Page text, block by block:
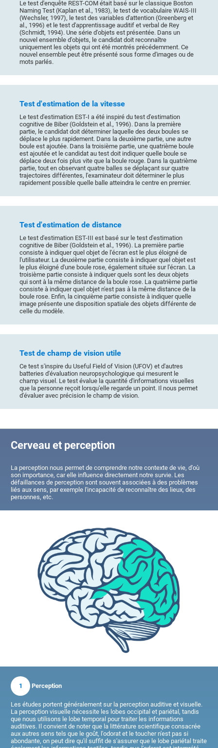
Le test d'enquête REST-COM était basé sur le classique Boston
Naming Test (Kaplan et al., 1983), le test de vocabulaire WAIS-III
(Wechsler, 1997), le test des variables d'attention (Greenberg et
al., 1996) et le test d'apprentissage auditif et verbal de Rey
(Schmidt, 1994). Une série d'objets est présentée. Dans un
nouvel ensemble d'objets, le candidat doit reconnaître
uniquement les objets qui ont été montrés précédemment. Ce
nouvel ensemble peut être présenté sous forme d'images ou de
mots parlés.
Test d'estimation de la vitesse
Le test d'estimation EST-I a été inspiré du test d'estimation
cognitive de Biber (Goldstein et al., 1996). Dans la première
partie, le candidat doit déterminer laquelle des deux boules se
déplace le plus rapidement. Dans la deuxième partie, une autre
boule est ajoutée. Dans la troisième partie, une quatrième boule
est ajoutée et le candidat au test doit indiquer quelle boule se
déplace deux fois plus vite que la boule rouge. Dans la quatrième
partie, tout en observant quatre balles se déplaçant sur quatre
trajectoires différentes, l'examinateur doit déterminer le plus
rapidement possible quelle balle atteindra le centre en premier.
Test d'estimation de distance
Le test d'estimation EST-III est basé sur le test d'estimation
cognitive de Biber (Goldstein et al., 1996). La première partie
consiste à indiquer quel objet de l'écran est le plus éloigné de
l'utilisateur. La deuxième partie consiste à indiquer quel objet est
le plus éloigné d'une boule rose, également située sur l'écran. La
troisième partie consiste à indiquer quels sont les deux objets
qui sont à la même distance de la boule rose. La quatrième partie
consiste à indiquer quel objet n'est pas à la même distance de la
boule rose. Enfin, la cinquième partie consiste à indiquer quelle
image présente une disposition spatiale des objets différente de
celle du modèle.
Test de champ de vision utile
Ce test s'inspire du Useful Field of Vision (UFOV) et d'autres
batteries d'évaluation neuropsychologique qui mesurent le
champ visuel. Le test évalue la quantité d'informations visuelles
que la personne reçoit lorsqu'elle regarde un point. Il nous permet
d'évaluer avec précision le champ de vision.
Cerveau et perception
La perception nous permet de comprendre notre contexte de vie, d'où
son importance, car elle influence directement notre survie. Les
défaillances de perception sont souvent associées à des problèmes
liés aux sens, par exemple l'incapacité de reconnaître des lieux, des
personnes, etc.
1 Perception
Les études portent généralement sur la perception auditive et visuelle.
La perception visuelle nécessite les lobes occipital et pariétal, tandis
que nous utilisons le lobe temporal pour traiter les informations
auditives. Il convient de noter que la littérature scientifique consacrée
aux autres sens tels que le goût, l'odorat et le toucher n'est pas si
abondante, on peut dire qu'il suffit de s'assurer que le lobe pariétal traite